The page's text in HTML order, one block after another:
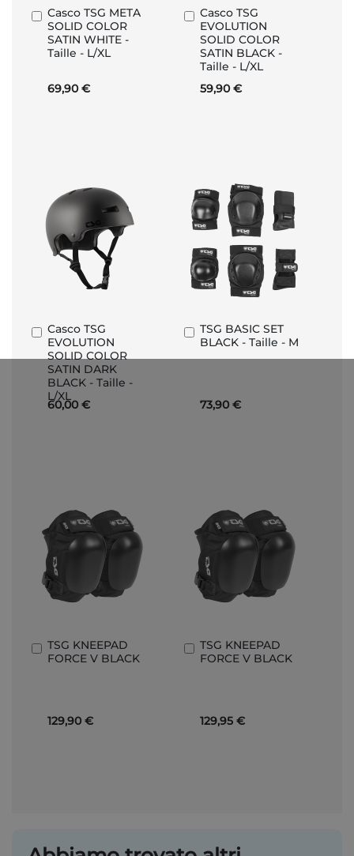
Casco TSG META
SOLID COLOR
SATIN WHITE -
Taille - L/XL
69,90 €
Aggiungi
al
Carrello
Casco TSG
EVOLUTION
SOLID COLOR
SATIN BLACK -
Taille - L/XL
59,90 €
Aggiungi
al
Carrello
Casco TSG
EVOLUTION
SOLID COLOR
SATIN DARK
BLACK - Taille -
L/XL
60,00 €
Aggiungi
al
Carrello
TSG BASIC SET
BLACK - Taille - M
73,90 €
Aggiungi
al
Carrello
TSG KNEEPAD
FORCE V BLACK
129,90 €
Aggiungi
al
TSG KNEEPAD
FORCE V BLACK
129,95 €
Aggiungi
al